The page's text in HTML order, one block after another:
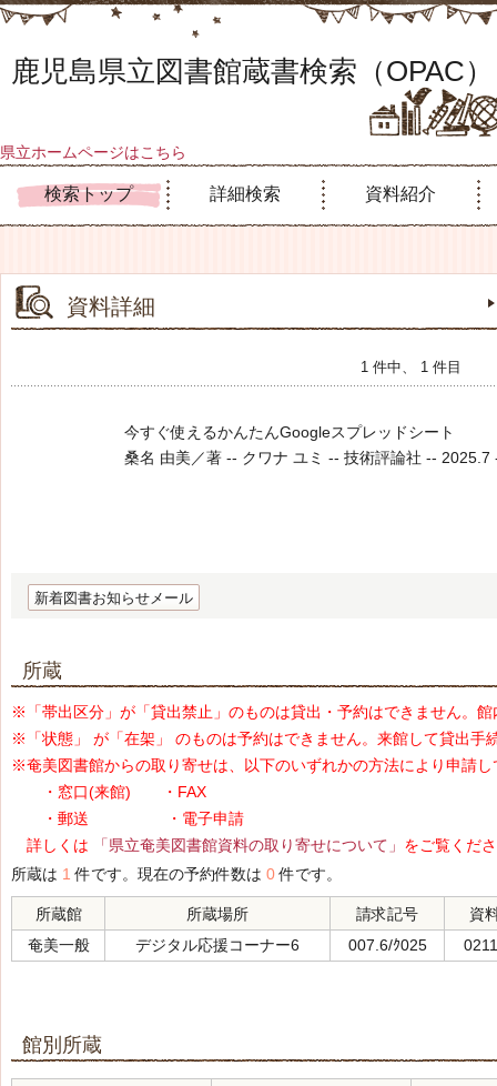
鹿児島県立図書館蔵書検索（OPAC）
県立ホームページはこちら
検索トップ 詳細検索 資料紹介
資料詳細
1 件中、 1 件目
今すぐ使えるかんたんGoogleスプレッドシート
桑名 由美／著 -- クワナ ユミ -- 技術評論社 -- 2025.7
新着図書お知らせメール
所蔵
※「帯出区分」が「貸出禁止」のものは貸出・予約はできません。
※「状態」 が「在架」 のものは予約はできません。来館して貸出手
※奄美図書館からの取り寄せは、以下のいずれかの方法により申請し
・窓口(来館) ・FAX
・郵送 ・電子申請
詳しくは
「県立奄美図書館資料の取り寄せについて」 をご覧くだ
所蔵は 1 件です。現在の予約件数は 0件です。
所蔵館 所蔵場所 請求記号
資
奄美一般
デジタル応援コーナー6 007.6/ｸ025
館別所蔵